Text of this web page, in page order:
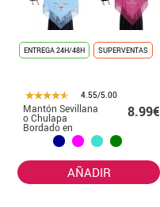
ENTREGA 24H/48H SUPERVENTAS
4.55/5.00
Mantón Sevillana
o Chulapa
Bordado en
varios colores
8.99€
AÑADIR